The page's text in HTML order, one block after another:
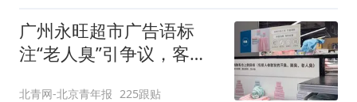
广州永旺超市广告语标
注“老人臭”引争议，客服
北青网-北京青年报 225跟贴